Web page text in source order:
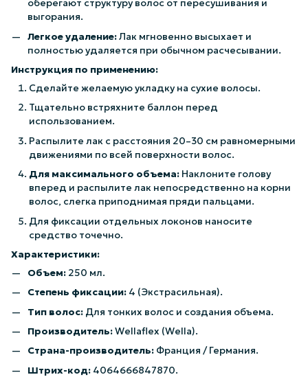
оберегают структуру волос от пересушивания и
выгорания.
Легкое удаление:Лак мгновенно высыхает и
полностью удаляется при обычном расчесывании.
Инструкция по применению:
Сделайте желаемую укладку на сухие волосы.
Тщательно встряхните баллон перед
использованием.
Распылите лак с расстояния 20–30 см равномерными
движениями по всей поверхности волос.
Для максимального объема: Наклоните голову
вперед и распылите лак непосредственно на корни
волос, слегка приподнимая пряди пальцами.
Для фиксации отдельных локонов наносите
средство точечно.
Характеристики:
Объем: 250 мл.
Степень фиксации: 4 (Экстрасильная).
Тип волос: Для тонких волос и создания объема.
Производитель:Wellaflex (Wella).
Страна-производитель: Франция / Германия.
Штрих-код: 4064666847870.